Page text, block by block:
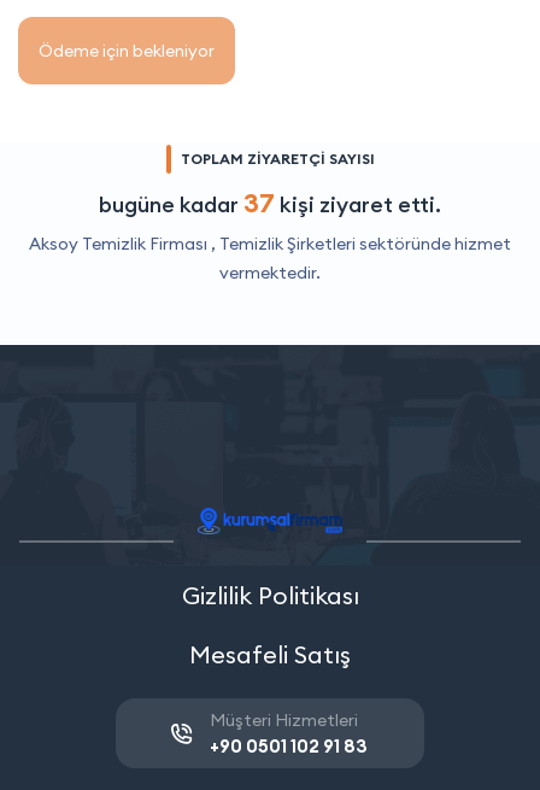
Ödeme için bekleniyor
TOPLAM ZİYARETÇİ SAYISI
bugüne kadar 37 kişi ziyaret etti.
Aksoy Temizlik Firması , Temizlik Şirketleri sektöründe hizmet
vermektedir.
Gizlilik Politikası
Mesafeli Satış
Müşteri Hizmetleri
+90 0501 102 91 83